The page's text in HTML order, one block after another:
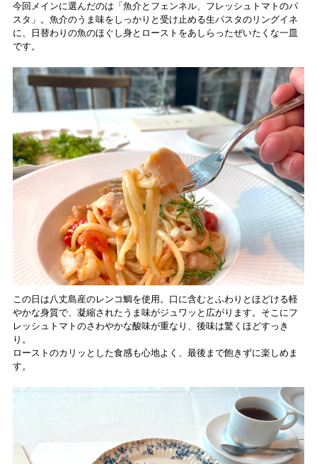
今回メインに選んだのは「魚介とフェンネル、フレッシュトマトのパ
スタ」。魚介のうま味をしっかりと受け止める生パスタのリングイネ
に、日替わりの魚のほぐし身とローストをあしらったぜいたくな一皿
です。
この日は八丈島産のレンコ鯛を使用。口に含むとふわりとほどける軽
やかな身質で、凝縮されたうま味がジュワッと広がります。そこにフ
レッシュトマトのさわやかな酸味が重なり、後味は驚くほどすっき
り。
ローストのカリッとした食感も心地よく、最後まで飽きずに楽しめま
す。